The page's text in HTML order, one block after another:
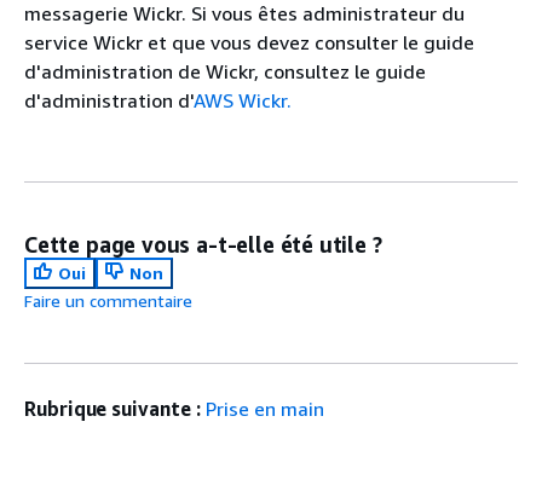
messagerie Wickr. Si vous êtes administrateur du
service Wickr et que vous devez consulter le guide
d'administration de Wickr, consultez le guide
d'administration d'AWS Wickr.
Cette page vous a-t-elle été utile ?
Oui
Non
Faire un commentaire
Rubrique suivante : Prise en main